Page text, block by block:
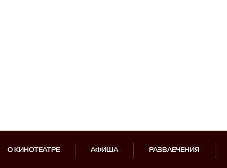
О КИНОТЕАТРЕ АФИША РАЗВЛЕЧЕНИЯ